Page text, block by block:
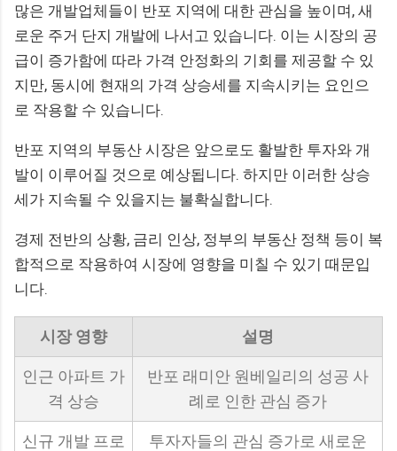
많은 개발업체들이 반포 지역에 대한 관심을 높이며, 새
로운 주거 단지 개발에 나서고 있습니다. 이는 시장의 공
급이 증가함에 따라 가격 안정화의 기회를 제공할 수 있
지만, 동시에 현재의 가격 상승세를 지속시키는 요인으
로 작용할 수 있습니다.
반포 지역의 부동산 시장은 앞으로도 활발한 투자와 개
발이 이루어질 것으로 예상됩니다. 하지만 이러한 상승
세가 지속될 수 있을지는 불확실합니다.
경제 전반의 상황, 금리 인상, 정부의 부동산 정책 등이 복
합적으로 작용하여 시장에 영향을 미칠 수 있기 때문입
니다.
시장 영향 설명
인근 아파트 가
격 상승
반포 래미안 원베일리의 성공 사
례로 인한 관심 증가
신규 개발 프로
투자자들의 관심 증가로 새로운